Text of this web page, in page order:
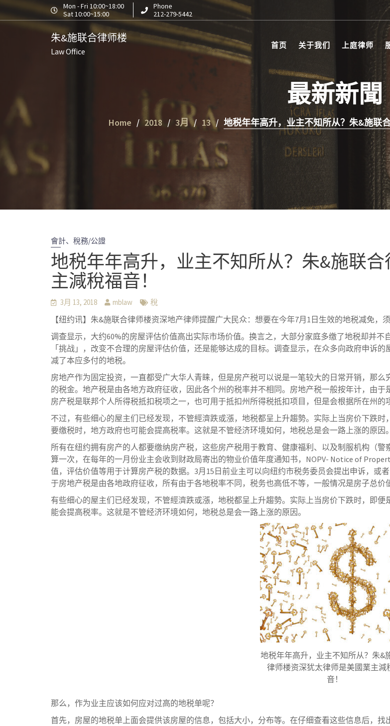
k
Mon - Fri 10:00~18:00
Sat 10:00~15:00
Phone
212-279-5442
朱&施联合律师楼
Law Office
首页 关于我们 上庭律师
最新新聞
Home 2018 3月 13 地税年年高升，业主不知所从？朱&施联
會計、稅務/公證
地税年年高升，业主不知所从？朱&施联
主減稅福音！
3月 13, 2018 mblaw 稅
【纽约讯】朱&施联合律师楼资深地产律师提醒广大民众：想要在今年7月1日生效的地税减免，
调查显示，大约60%的房屋评估价值高出实际市场价值。换言之，大部分家庭多缴了地税却并
「挑战」，改变不合理的房屋评估价值，还是能够达成的目标。调查显示，在众多向政府申诉
减了本应多付的地税。
房地产作为固定投资，一直都受广大华人青睐，但是房产税可以说是一笔较大的日常开销，那
的税金。地产税是由各地方政府征收，因此各个州的税率并不相同。房地产税一般按年计，由于
房产税是联邦个人所得税抵扣税项之一，也可用于抵扣州所得税抵扣项目，但是会根据所在州的
不过，有些细心的屋主们已经发现，不管經濟跌或漲，地税都呈上升趨勢。实际上当房价下跌时
要缴税时，地方政府也可能会提高税率。这就是不管经济环境如何，地税总是会一路上涨的原因。
所有在纽约拥有房产的人都要缴纳房产税，这些房产税用于教育、健康福利、以及制服机构（
算一次，在每年的一月份业主会收到财政局寄出的物业价值年度通知书，NOPV- Notice of
值，评估价值等用于计算房产税的数据。3月15日前业主可以向纽约市税务委员会提出申诉，或
于房地产税是由各地政府征收，所有由于各地税率不同，税务也高低不等，一般情况是房子总价
有些细心的屋主们已经发现，不管經濟跌或漲，地税都呈上升趨勢。实际上当房价下跌时，即
能会提高税率。这就是不管经济环境如何，地税总是会一路上涨的原因。
地税年年高升，业主不知所从？朱&
律师楼资深犹太律师是美國業主減
音！
那么，作为业主应该如何应对过高的地税单呢？
首先，房屋的地税单上面会提供该房屋的信息，包括大小，分布等。在仔细查看这些信息后，